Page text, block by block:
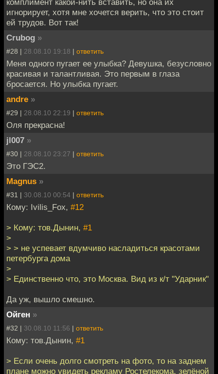
комплимент какой-нить вставить, но она их
игнорирует, хотя мне хочется верить, что это стоит
ей трудов. Вот так!
Crubog »
#28 | 28.08.10 19:18 | ответить
Меня одного пугает ее улыбка? Девушка, безусловно
красивая и талантливая. Это первым в глаза
бросается. Но улыбка пугает.
andre »
#29 | 28.08.10 22:19 | ответить
Оля прекрасна!
jl007 »
#30 | 28.08.10 23:27 | ответить
Это ГЭС2.
Magnus »
#31 | 30.08.10 00:54 | ответить
Кому: Ivilis_Fox, #12
> Кому: тов.Дынин, #1
>
> > не успевает вдумчиво насладиться красотами
петербурга дома
>
> Единственно что, это Москва. Вид из к/т "Ударник"
Да уж, вышло смешно.
Ойген »
#32 | 30.08.10 11:56 | ответить
Кому: тов.Дынин, #1
> Если очень долго смотреть на фото, то на заднем
плане можно увидеть рекламу Ростелекома, зелёной